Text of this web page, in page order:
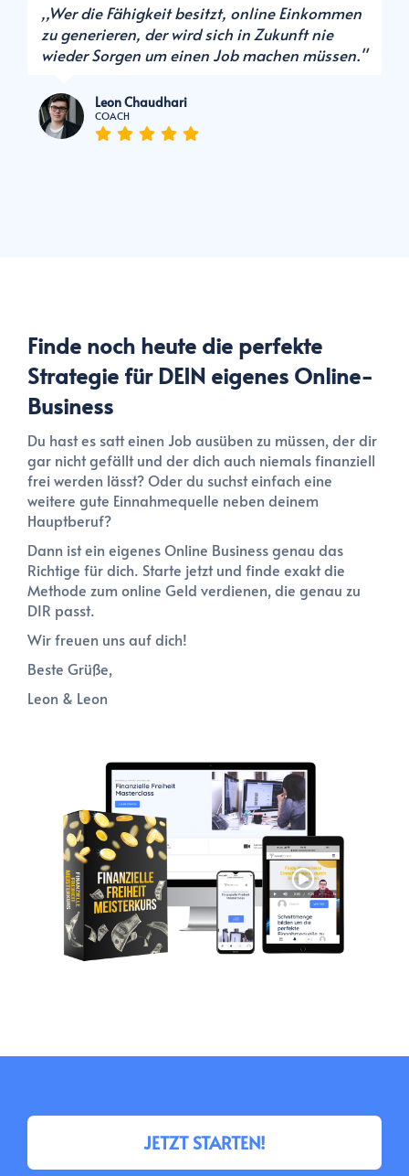
,,Wer die Fähigkeit besitzt, online Einkommen
zu generieren, der wird sich in Zukunft nie
wieder Sorgen um einen Job machen müssen.''
Leon Chaudhari
COACH
Finde noch heute die perfekte
Strategie für DEIN eigenes Online-
Business
Du hast es satt einen Job ausüben zu müssen, der dir
gar nicht gefällt und der dich auch niemals finanziell
frei werden lässt? Oder du suchst einfach eine
weitere gute Einnahmequelle neben deinem
Hauptberuf?
Dann ist ein eigenes Online Business genau das
Richtige für dich. Starte jetzt und finde exakt die
Methode zum online Geld verdienen, die genau zu
DIR passt.
Wir freuen uns auf dich!
Beste Grüße,
Leon & Leon
JETZT STARTEN!